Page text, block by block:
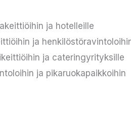
ja hotelleille
ja
ja cateringyrityksille
ja pikaruokapaikkoihin